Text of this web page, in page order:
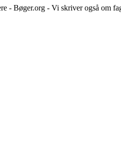
- Bøger.org - Vi skriver også om